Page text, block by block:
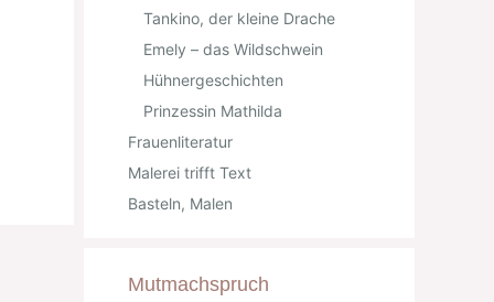
Tankino, der kleine Drache
Emely – das Wildschwein
Hühnergeschichten
Prinzessin Mathilda
Frauenliteratur
Malerei trifft Text
Basteln, Malen
Mutmachspruch